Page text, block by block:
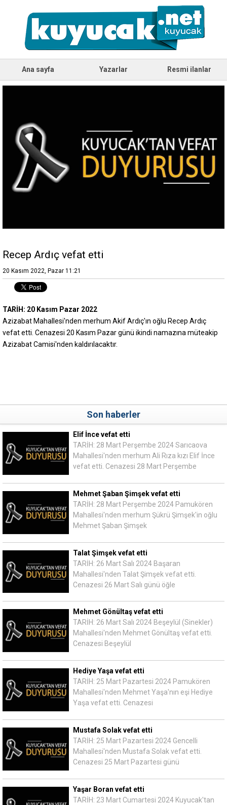
Ana sayfa Yazarlar Resmi ilanlar
Recep Ardıç vefat etti
20 Kasım 2022, Pazar 11:21
TARİH: 20 Kasım Pazar 2022
Azizabat Mahallesi'nden merhum Akif Ardıç'ın oğlu Recep Ardıç
vefat etti. Cenazesi 20 Kasım Pazar günü ikindi namazına müteakip
Azizabat Camisi'nden kaldırılacaktır.
Son haberler
Elif İnce vefat etti
TARİH: 28 Mart Perşembe 2024 Sarıcaova
Mahallesi'nden merhum Ali Rıza kızı Elif İnce
vefat etti. Cenazesi 28 Mart Perşembe
Mehmet Şaban Şimşek vefat etti
TARİH: 28 Mart Perşembe 2024 Pamukören
Mahallesi'nden merhum Şükrü Şimşek'in oğlu
Mehmet Şaban Şimşek
Talat Şimşek vefat etti
TARİH: 26 Mart Salı 2024 Başaran
Mahallesi'nden Talat Şimşek vefat etti.
Cenazesi 26 Mart Salı günü öğle
Mehmet Gönültaş vefat etti
TARİH: 26 Mart Salı 2024 Beşeylül (Sinekler)
Mahallesi'nden Mehmet Gönültaş vefat etti.
Cenazesi Beşeylül
Hediye Yaşa vefat etti
TARİH: 25 Mart Pazartesi 2024 Pamukören
Mahallesi'nden Mehmet Yaşa'nın eşi Hediye
Yaşa vefat etti. Cenazesi
Mustafa Solak vefat etti
TARİH: 25 Mart Pazartesi 2024 Gencelli
Mahallesi'nden Mustafa Solak vefat etti.
Cenazesi 25 Mart Pazartesi günü
Yaşar Boran vefat etti
TARİH: 23 Mart Cumartesi 2024 Kuyucak'tan